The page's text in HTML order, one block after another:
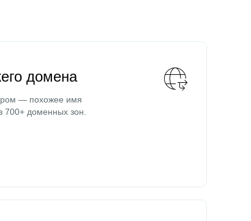
домена
— похожее имя
700+ доменных зон.